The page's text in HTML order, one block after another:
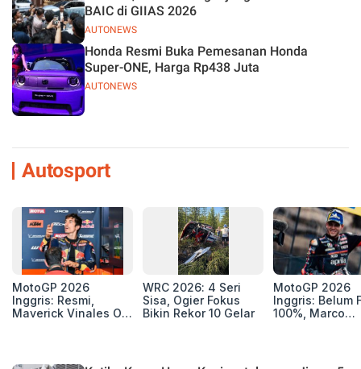
AUTONEWS
BAIC di GIIAS 2026
AUTONEWS
Honda Resmi Buka Pemesanan Honda
Super-ONE, Harga Rp438 Juta
Autosport
MotoGP 2026
Inggris: Resmi,
Maverick Vinales Out
Selanjutnya Belum
WRC 2026: 4 Seri
Sisa, Ogier Fokus
Bikin Rekor 10 Gelar
MotoGP 2026
Inggris: Belum
100%, Marco